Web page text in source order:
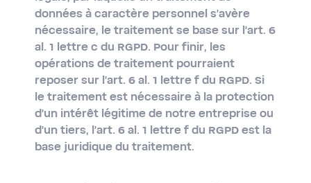
données à caractère personnel s'avère
nécessaire, le traitement se base sur l'art. 6
al. 1 lettre c du RGPD. Pour finir, les
opérations de traitement pourraient
reposer sur l'art. 6 al. 1 lettre f du RGPD. Si
le traitement est nécessaire à la protection
d'un intérêt légitime de notre entreprise ou
d'un tiers, l'art. 6 al. 1 lettre f du RGPD est la
base juridique du traitement.